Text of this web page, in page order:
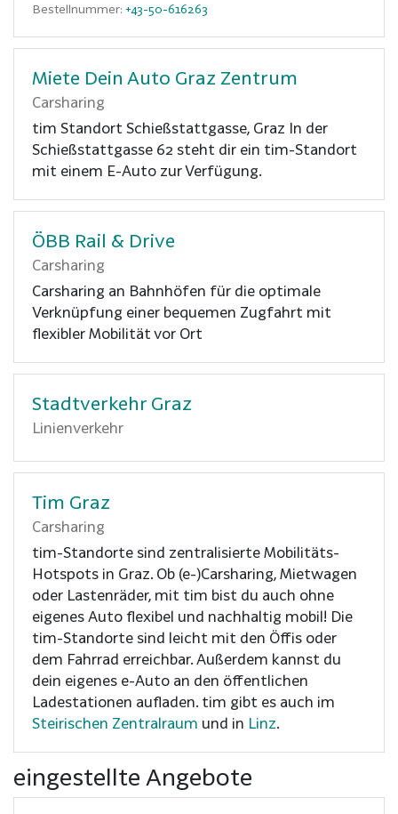
Bestellnummer: +43-50-616263
Miete Dein Auto Graz Zentrum
Carsharing
tim Standort Schießstattgasse, Graz In der
Schießstattgasse 62 steht dir ein tim-Standort
mit einem E-Auto zur Verfügung.
ÖBB Rail & Drive
Carsharing
Carsharing an Bahnhöfen für die optimale
Verknüpfung einer bequemen Zugfahrt mit
flexibler Mobilität vor Ort
Stadtverkehr Graz
Linienverkehr
Tim Graz
Carsharing
tim-Standorte sind zentralisierte Mobilitäts-
Hotspots in Graz. Ob (e-)Carsharing, Mietwagen
oder Lastenräder, mit tim bist du auch ohne
eigenes Auto flexibel und nachhaltig mobil! Die
tim-Standorte sind leicht mit den Öffis oder
dem Fahrrad erreichbar. Außerdem kannst du
dein eigenes e-Auto an den öffentlichen
Ladestationen aufladen. tim gibt es auch im
Steirischen Zentralraum und in Linz.
eingestellte Angebote